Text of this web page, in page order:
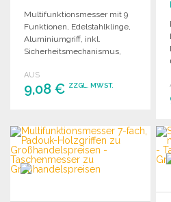
Multifunktionsmesser mit 9
Funktionen, Edelstahlklinge,
Aluminiumgriff, inkl.
Sicherheitsmechanismus,
Dosenöffner und
Schraubendreher.
AUS
9,08 € ZZGL. MWST.
Angebot anfordern